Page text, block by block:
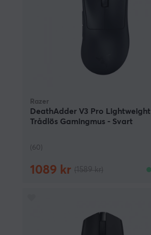
Razer
DeathAdder V3 Pro Lightweight
Trådlös Gamingmus - Svart
(60)
1089 kr